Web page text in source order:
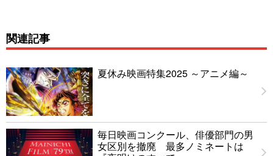
関連記事
夏休み映画特集2025 ～アニメ編～
毎日映画コンクール、俳優部門の男
女区別を撤廃 最多ノミネートは